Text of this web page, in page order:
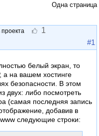
Одна страница
1
#1
белый экран, то
а на вашем хостинге
безопасности. В этом
двух: либо посмотреть
(самая последняя запись
добавив в
следующие строки: